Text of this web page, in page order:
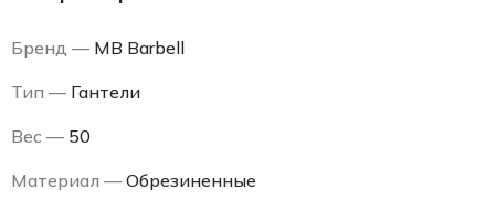
Бренд — MB Barbell
Тип — Гантели
Вес — 50
Материал — Обрезиненные